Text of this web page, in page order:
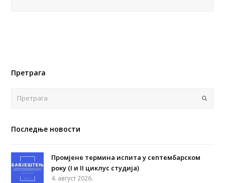
Претрага
Последње новости
Промјене термина испита у септембарском
року (I и II циклус студија)
4. август 2026.